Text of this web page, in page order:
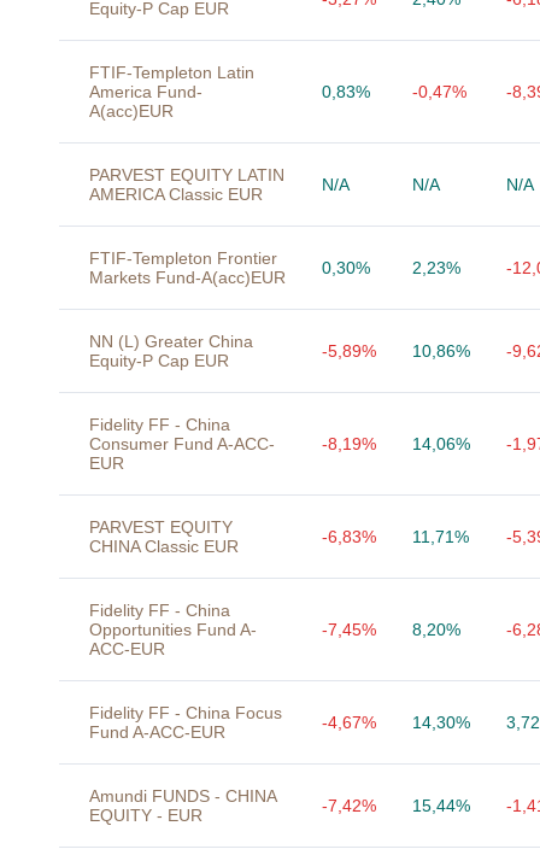
Equity-P Cap EUR
FTIF-Templeton Latin
America Fund-
A(acc)EUR
0,83% -0,47% -
PARVEST EQUITY LATIN
AMERICA Classic EUR
N/A N/A N/A
FTIF-Templeton Frontier
Markets Fund-A(acc)EUR
0,30% 2,23% -
NN (L) Greater China
Equity-P Cap EUR
-5,89% 10,86% -
Fidelity FF - China
Consumer Fund A-ACC-
EUR
-8,19% 14,06% -
PARVEST EQUITY
CHINA Classic EUR
-6,83% 11,71% -
Fidelity FF - China
Opportunities Fund A-
ACC-EUR
-7,45% 8,20% -
Fidelity FF - China Focus
Fund A-ACC-EUR
-4,67% 14,30%
Amundi FUNDS - CHINA
EQUITY - EUR
-7,42% 15,44% -